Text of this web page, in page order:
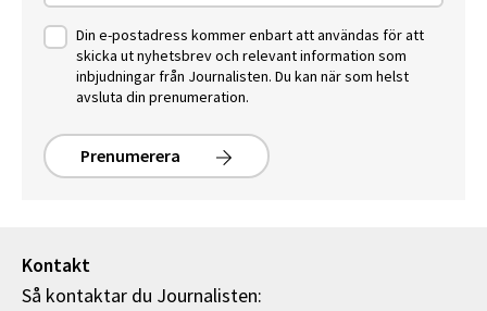
Din e-postadress kommer enbart att användas för att
skicka ut nyhetsbrev och relevant information som
inbjudningar från Journalisten. Du kan när som helst
avsluta din prenumeration.
Prenumerera
Kontakt
Så kontaktar du Journalisten: